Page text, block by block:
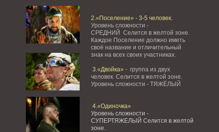
2.«Поселение» - 3-5 человек.
Уровень сложности -
СРЕДНИЙ Селится в желтой зоне.
Каждое Поселение должно иметь
своё название и отличительный
знак на всех своих участниках.
3.«Двойка» - группа из двух
человек. Селится в желтой зоне.
Уровень сложности - ТЯЖЁЛЫЙ
4.«Одиночка»
Уровень сложности -
СУПЕРТЯЖЕЛЫЙ Селится в желтой
зоне.